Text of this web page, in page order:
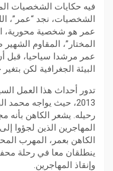
فيه حكايات الشخصيات
الشخصيات، نجد “عمر”،
عمر هو شخصية محورية،
المختار”، المقاوم
عمر مرشدا سياحيا،
البيئة الجغرافية لكن
تدور أحداث هذا العمل
2013، حيث يواجه
رحيله. يشعر الكاهن
المهاجرين الذين لجؤوا
الكاهن بعمر، المهرب
ينطلقان معا في رحلة
وإنقاذ المهاجرين.